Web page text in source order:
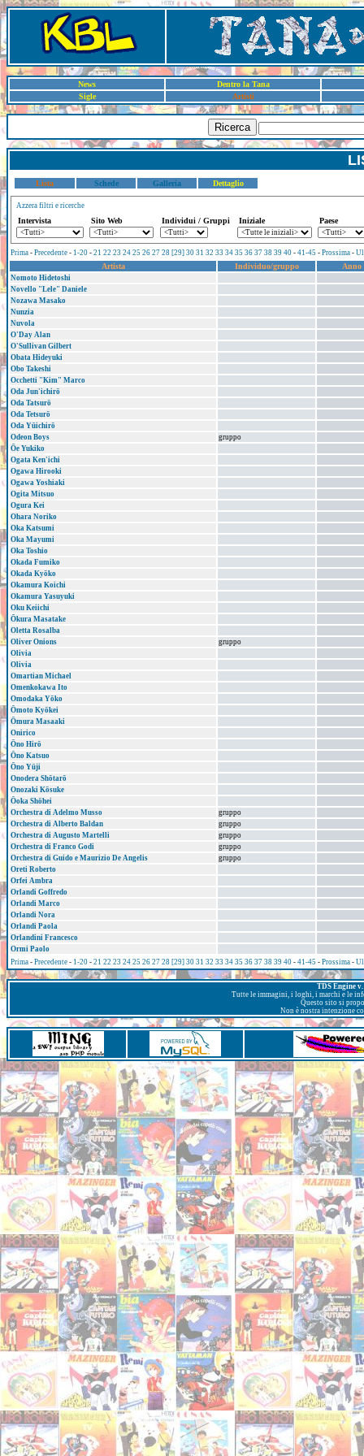
News
Dentro la Tana
Sigle
Artisti
Ricerca
Lista Schede Galleria Dettaglio
Azzera filtri e ricerche
Intervista Sito Web Individui / Gruppi Iniziale Paese
Prima - Precedente - 1-20 - 21 22 23 24 25 26 27 28 [29] 30 31 32 33 34 35 36 37 38 39 40 - 41-45 - Prossima -
Artista Individuo/gruppo Anno
Nomoto Hidetoshi
Novello "Lele" Daniele
Nozawa Masako
Nunzia
Nuvola
O'Day Alan
O'Sullivan Gilbert
Obata Hideyuki
Obo Takeshi
Occhetti "Kim" Marco
Oda Jun'ichirō
Oda Tatsurō
Oda Tetsurō
Oda Yūichirō
Odeon Boys
gruppo
Ōe Yukiko
Ogata Ken'ichi
Ogawa Hirooki
Ogawa Yoshiaki
Ogita Mitsuo
Ogura Kei
Ohara Noriko
Oka Katsumi
Oka Mayumi
Oka Toshio
Okada Fumiko
Okada Kyōko
Okamura Koichi
Okamura Yasuyuki
Oku Keiichi
Ōkura Masatake
Oletta Rosalba
Oliver Onions
gruppo
Olivia
Olivia
Omartian Michael
Omenkokawa Ito
Omodaka Yōko
Ōmoto Kyōkei
Ōmura Masaaki
Onirico
Ōno Hirō
Ōno Katsuo
Ōno Yūji
Onodera Shōtarō
Onozaki Kōsuke
Ōoka Shōhei
Orchestra di Adelmo Musso
gruppo
Orchestra di Alberto Baldan
gruppo
Orchestra di Augusto Martelli
gruppo
Orchestra di Franco Godi
gruppo
Orchestra di Guido e Maurizio De Angelis
gruppo
Oreti Roberto
Orfei Ambra
Orlandi Goffredo
Orlandi Marco
Orlandi Nora
Orlandi Paola
Orlandini Francesco
Ormi Paolo
Prima - Precedente - 1-20 - 21 22 23 24 25 26 27 28 [29] 30 31 32 33 34 35 36 37 38 39 40 - 41-45 - Prossima -
TDS Engine
Tutte le immagini, i loghi, i marchi e le
Questo sito si
Non è nostra intenzione